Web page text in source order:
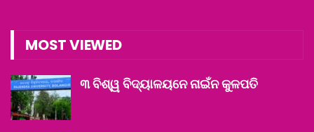
MOST VIEWED
୩ ବିଶ୍ୱ ବିଦ୍ୟାଳୟନେ ନାଇଁନ କୁଳପତି